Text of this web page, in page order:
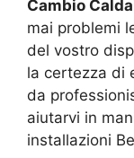
Cambio
mai problemi
del vostro
la certezza di
da
aiutarvi in
installazioni